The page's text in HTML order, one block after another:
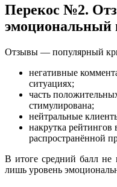
Перекос №2.
эмоциональный
Отзывы — популярный
негативные
ситуациях;
часть
стимулирована;
нейтральные
накрутка рейтингов
распространённой
В итоге средний балл не
лишь уровень